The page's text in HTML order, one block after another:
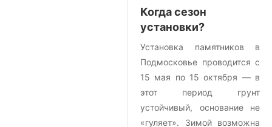
Когда сезон
установки?
Установка памятников в
Подмосковье проводится с
15 мая по 15 октября — в
этот период грунт
устойчивый, основание не
«гуляет». Зимой возможна